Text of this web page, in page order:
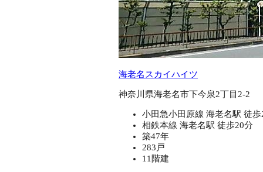
海老名スカイハイツ
神奈川県海老名市下今泉2丁目2-2
小田急小田原線 海老名駅 徒歩
相鉄本線 海老名駅 徒歩20分
築47年
283戸
11階建